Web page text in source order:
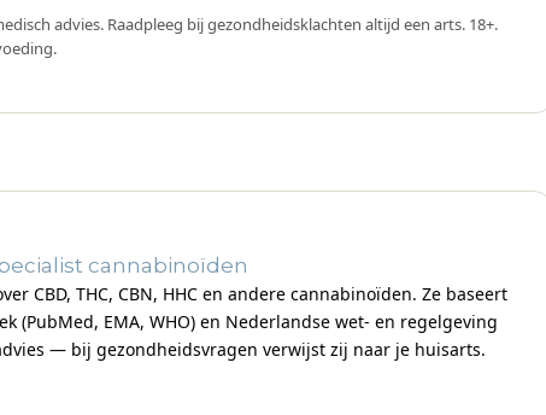
advies. Raadpleeg bij gezondheidsklachten altijd een arts. 18+.
cannabinoïden
CBD, THC, CBN, HHC en andere cannabinoïden. Ze baseert
(PubMed, EMA, WHO) en Nederlandse wet- en regelgeving
— bij gezondheidsvragen verwijst zij naar je huisarts.